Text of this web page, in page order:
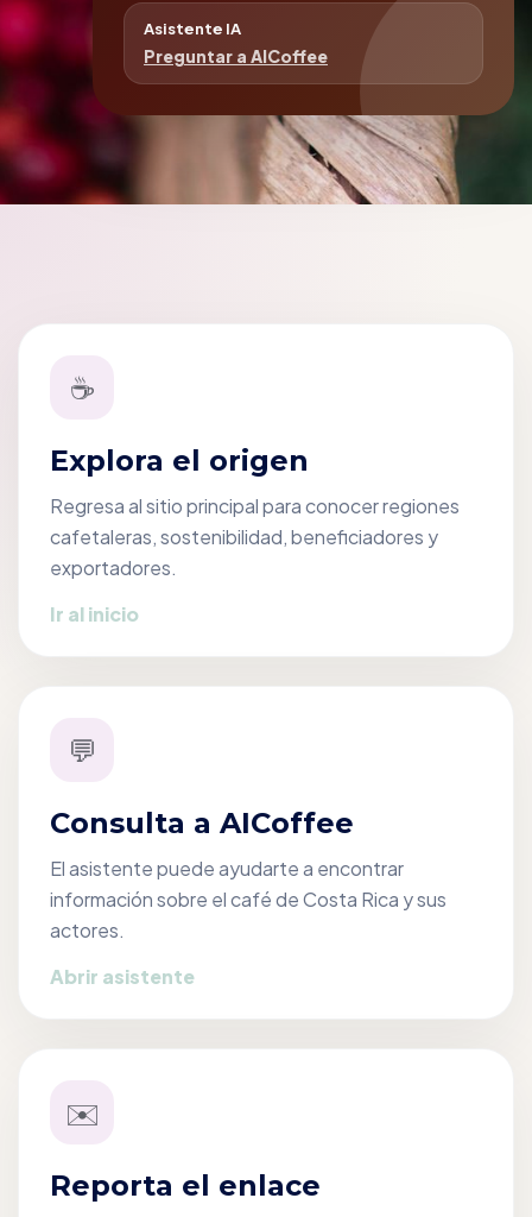
Asistente IA
Preguntar a AICoffee
☕
Explora el origen
Regresa al sitio principal para conocer regiones
cafetaleras, sostenibilidad, beneficiadores y
exportadores.
Ir al inicio
💬
Consulta a AICoffee
El asistente puede ayudarte a encontrar
información sobre el café de Costa Rica y sus
actores.
Abrir asistente
✉️
Reporta el enlace